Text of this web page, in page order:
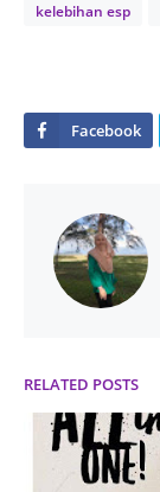
kelebihan esp
RELATED POSTS